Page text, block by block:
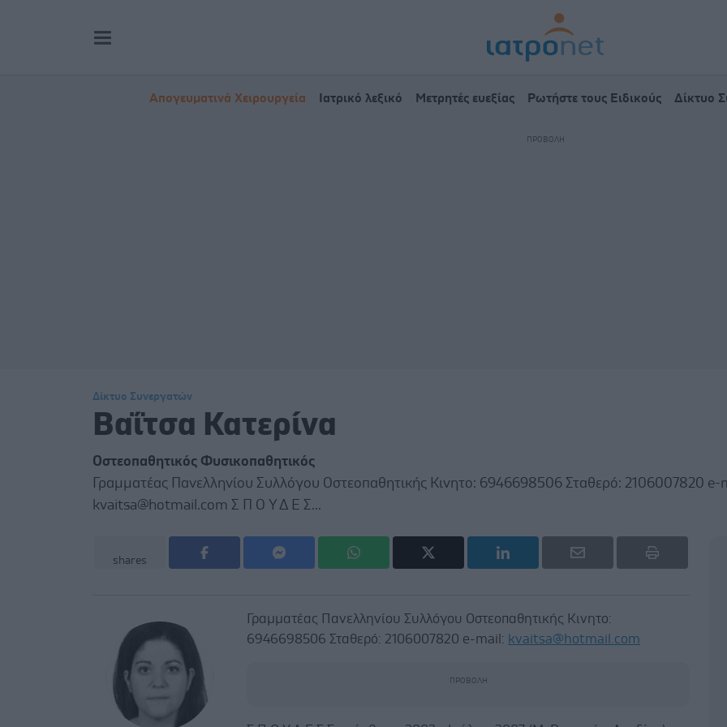
Απογευματινά Χειρουργεία Ιατρικό λεξικό Μετρητές ευεξίας Ρωτήστε τους Ειδικούς Δίκτυο
Δίκτυο Συνεργατών
Βαΐτσα Κατερίνα
Οστεοπαθητικός Φυσικοπαθητικός
Γραμματέας Πανελληνίου Συλλόγου Οστεοπαθητικής Κινητο: 6946698506 Σταθερό: 2106007820 e-
kvaitsa@hotmail.com Σ Π Ο Υ Δ Ε Σ...
shares
Γραμματέας Πανελληνίου Συλλόγου Οστεοπαθητικής Κινητο:
6946698506 Σταθερό: 2106007820 e-mail: kvaitsa@hotmail.com